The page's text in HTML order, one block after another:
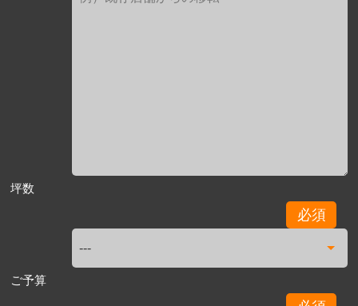
坪数
必須
ご予算